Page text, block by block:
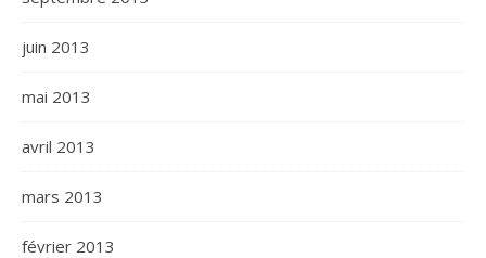
juin 2013
mai 2013
avril 2013
mars 2013
février 2013